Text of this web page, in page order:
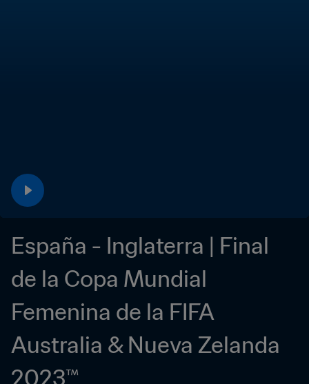
España - Inglaterra | Final
de la Copa Mundial
Femenina de la FIFA
Australia & Nueva Zelanda
2023™